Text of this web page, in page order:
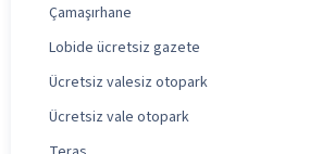
Çamaşırhane
Lobide ücretsiz gazete
Ücretsiz valesiz otopark
Ücretsiz vale otopark